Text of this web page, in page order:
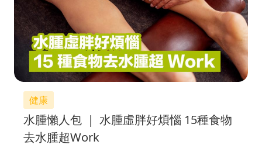
健康
水腫懶人包 ｜ 水腫虛胖好煩惱 15種食物
去水腫超Work